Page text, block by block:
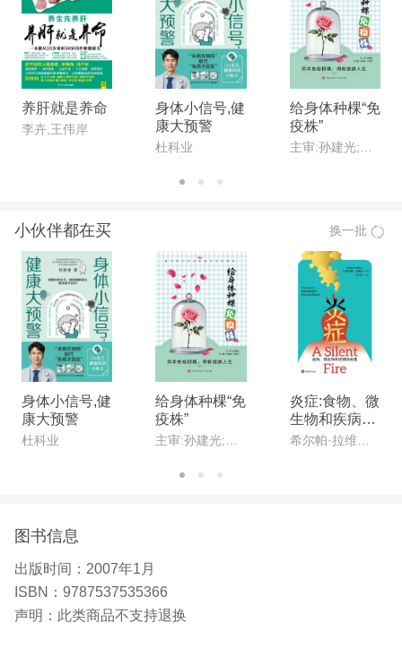
养肝就是养命
李卉,王伟岸
身体小信号,健
康大预警
杜科业
给身体种棵“免
疫株”
主审:孙建光;主编:宋明全,王秀玲
小伙伴都在买 换一批
身体小信号,健
康大预警
杜科业
给身体种棵“免
疫株”
炎症:食物、微
生物和疾病的
故事
图书信息
出版时间： 2007年1月
ISBN： 9787537535366
声明： 此类商品不支持退换